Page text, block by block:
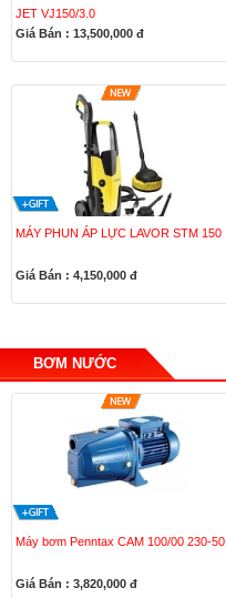
JET VJ150/3.0
Giá Bán : 13,500,000 đ
MÁY PHUN ÁP LỰC LAVOR STM 150
Giá Bán : 4,150,000 đ
BƠM NƯỚC
Máy bơm Penntax CAM 100/00 230-50
Giá Bán : 3,820,000 đ